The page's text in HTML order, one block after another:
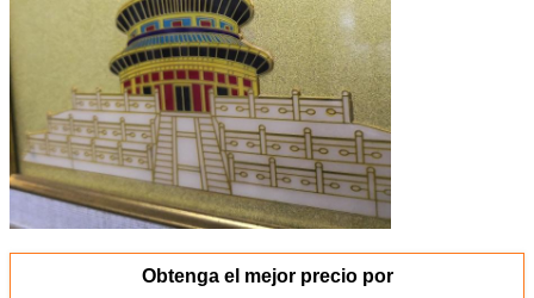
Obtenga el mejor precio por